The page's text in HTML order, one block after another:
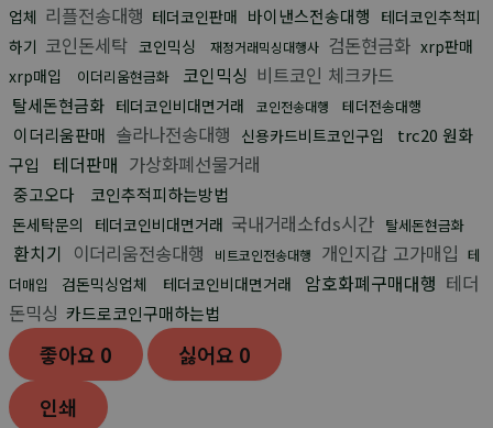
업체 리플전송대행 테더코인판매 바이낸스전송대행 테더코인추척피
하기 코인돈세탁 코인믹싱 재정거래믹싱대행사 검돈현금화 xrp판매
xrp매입
이더리움현금화 코인믹싱 비트코인 체크카드
탈세돈현금화 테더코인비대면거래 코인전송대행 테더전송대행
이더리움판매 솔라나전송대행 신용카드비트코인구입
trc20 원화
구입
테더판매 가상화폐선물거래
중고오다 코인추적피하는방법
돈세탁문의 테더코인비대면거래 국내거래소fds시간 탈세돈현금화
환치기 이더리움전송대행 비트코인전송대행 개인지갑 고가매입 테
더매입
검돈믹싱업체 테더코인비대면거래 암호화폐구매대행 테더
돈믹싱 카드로코인구매하는법
좋아요 0 싫어요 0
인쇄